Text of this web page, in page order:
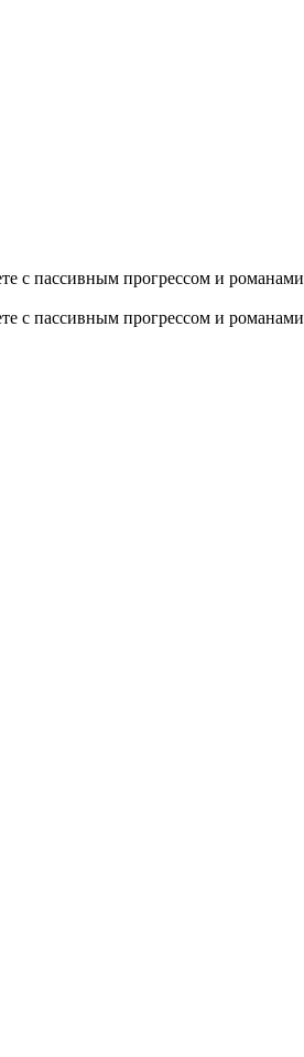
с пассивным прогрессом и романами
с пассивным прогрессом и романами